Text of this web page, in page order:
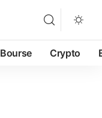
Bourse Crypto